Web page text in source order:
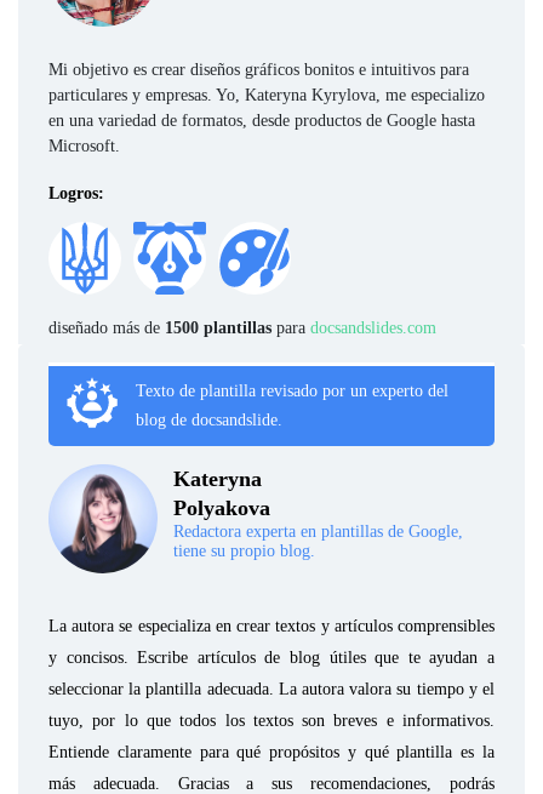
Mi objetivo es crear diseños gráficos bonitos e intuitivos para
particulares y empresas. Yo, Kateryna Kyrylova, me especializo
en una variedad de formatos, desde productos de Google hasta
Microsoft.
Logros:
diseñado más de 1500 plantillas para docsandslides.com
Texto de plantilla revisado por un experto del
blog de docsandslide.
Kateryna
Polyakova
Redactora experta en plantillas de Google,
tiene su propio blog.
La autora se especializa en crear textos y artículos comprensibles
y concisos. Escribe artículos de blog útiles que te ayudan a
seleccionar la plantilla adecuada. La autora valora su tiempo y el
tuyo, por lo que todos los textos son breves e informativos.
Entiende claramente para qué propósitos y qué plantilla es la
más adecuada. Gracias a sus recomendaciones, podrás